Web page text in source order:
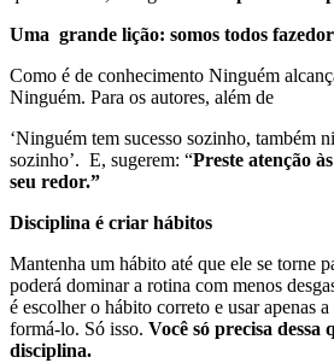
Uma grande lição: somos todos
Como é de conhecimento Ninguém
Ninguém. Para os autores, além de
‘Ninguém tem sucesso sozinho, também
sozinho’. E, sugerem: “Preste atenção
seu redor.”
Disciplina é criar hábitos
Mantenha um hábito até que ele se torne
poderá dominar a rotina com menos
é escolher o hábito correto e usar apenas
formá-lo. Só isso. Você só precisa dessa
disciplina.